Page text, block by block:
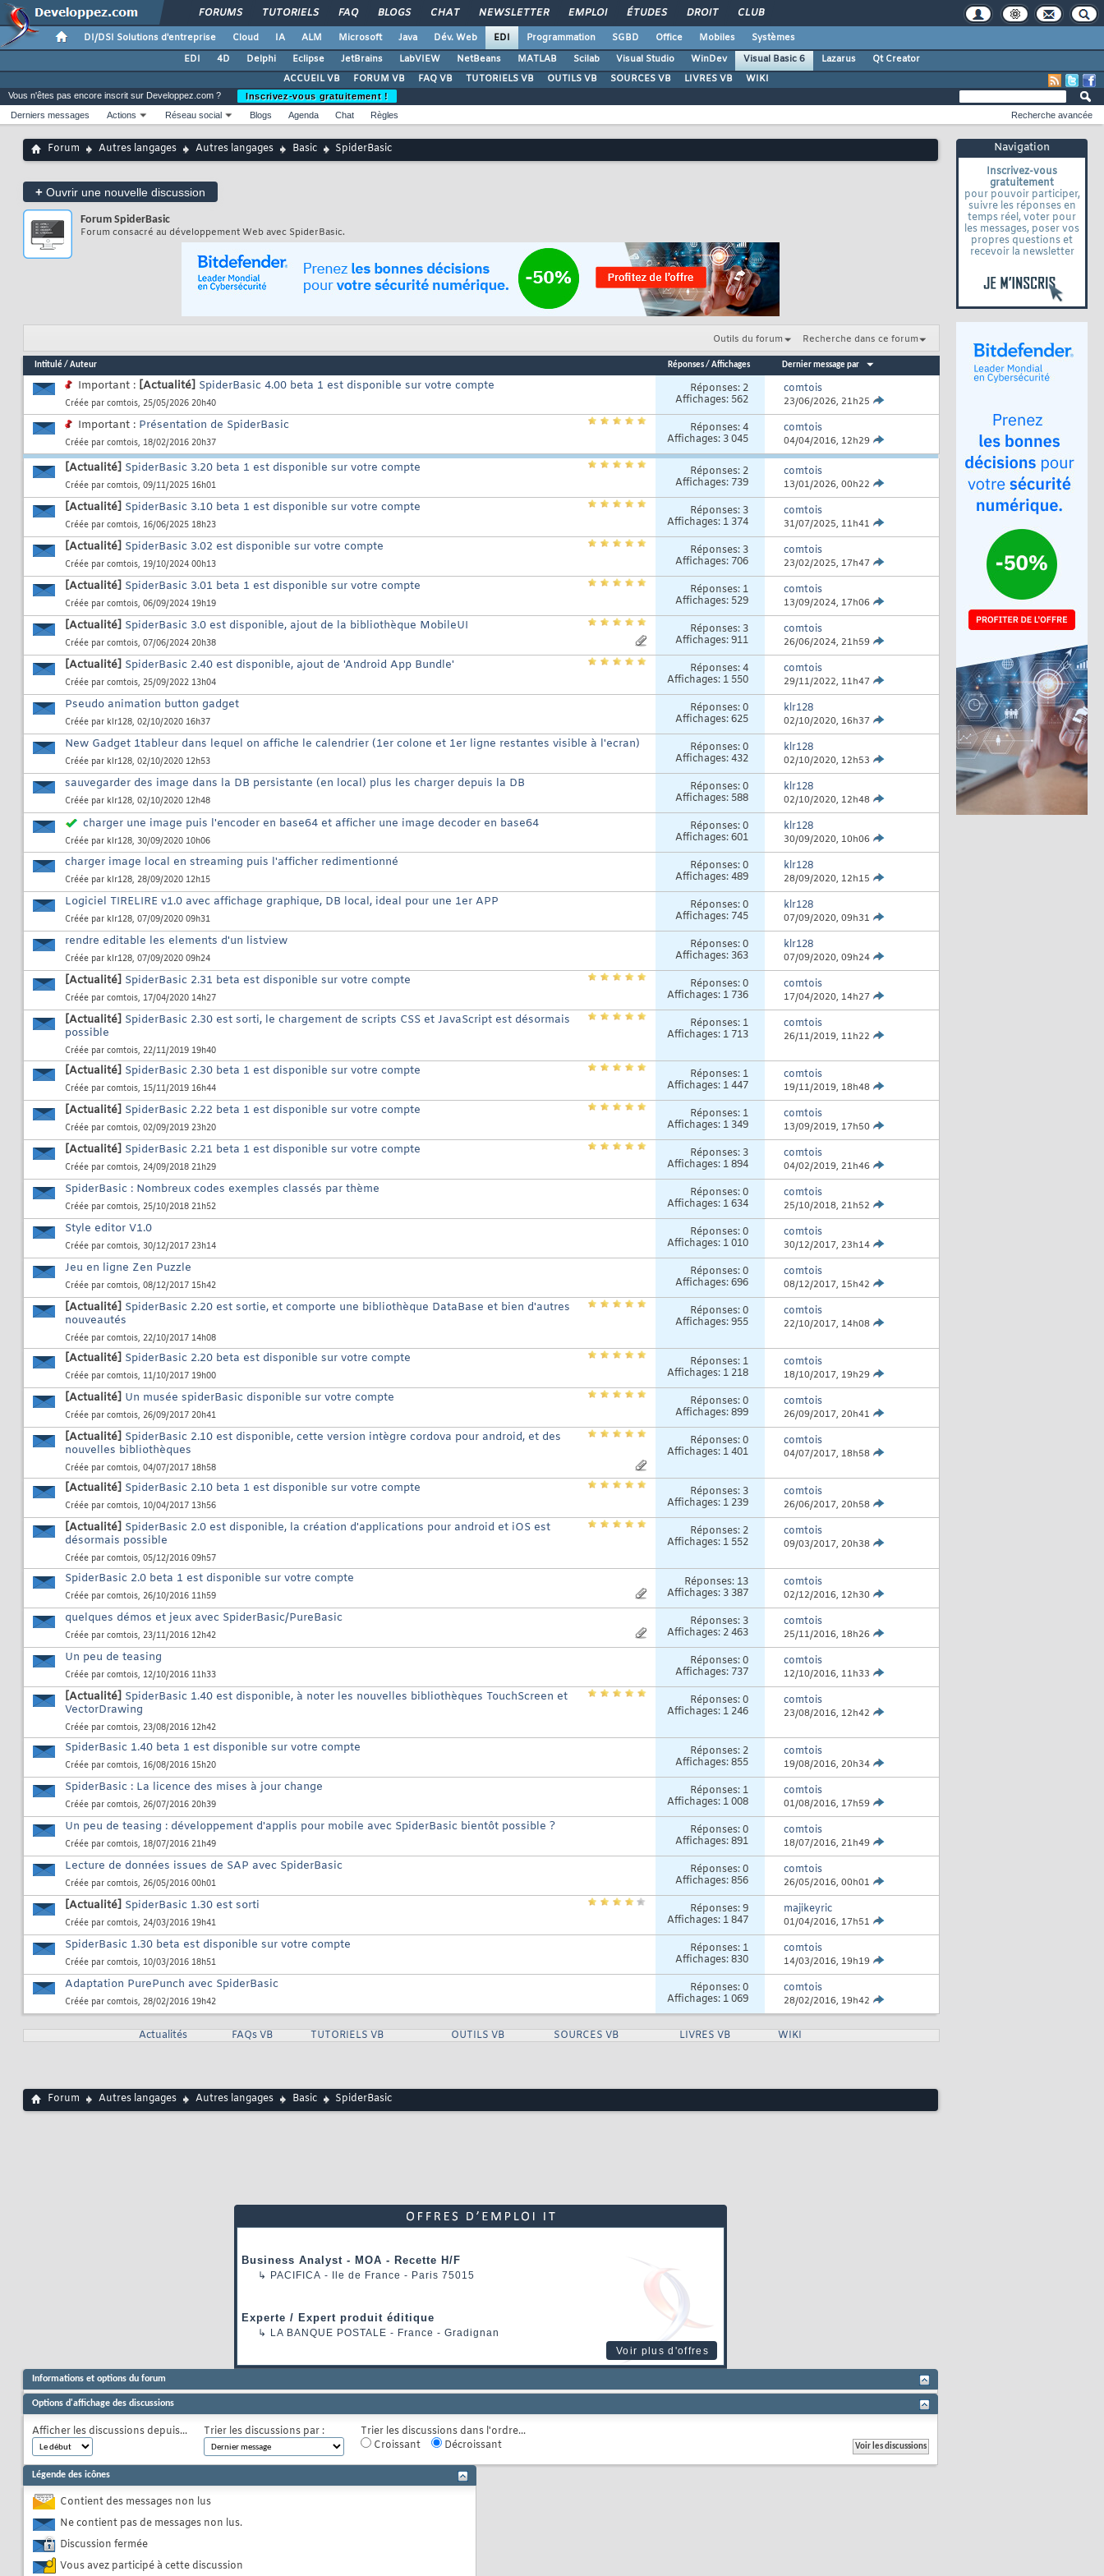
FORUMS TUTORIELS FAQ BLOGS CHAT NEWSLETTER EMPLOI ÉTUDES DROIT CLUB
DI/DSI Solutions d'entreprise Cloud IA ALM Microsoft Java Dév. Web EDI Programmation SGBD Office Mobiles
Systèmes
EDI
4D Delphi Eclipse JetBrains LabVIEW NetBeans MATLAB Scilab Visual Studio WinDev Visual Basic 6 Lazarus
Qt Creator
ACCUEIL VB
FORUM VB FAQ VB TUTORIELS VB OUTILS VB SOURCES VB LIVRES VB WIKI
Vous n'êtes pas encore inscrit sur Developpez.com ?
Inscrivez-vous gratuitement !
Derniers messages
Actions Réseau social Blogs Agenda Chat Règles Recherche avancée
Forum Autres langages Autres langages Basic SpiderBasic Navigation
Inscrivez-vous
gratuitement
pour pouvoir participer,
suivre les réponses en
temps réel, voter pour
les messages, poser vos
propres questions et
recevoir la newsletter
+ Ouvrir une nouvelle discussion
Forum SpiderBasic
Forum consacré au développement Web avec SpiderBasic.
Outils du forum Recherche dans ce forum
Intitulé/ Auteur Réponses/ Affichages Dernier message par
Important : [Actualité] SpiderBasic 4.00 beta 1 est disponible sur votre compte
Créée par comtois, 25/05/2026 20h40
Réponses: 2
Affichages: 562
comtois
23/06/2026, 21h25
Important : Présentation de SpiderBasic
Créée par comtois, 18/02/2016 20h37
Réponses:4
Affichages: 3 045
comtois
04/04/2016, 12h29
[Actualité] SpiderBasic 3.20 beta 1 est disponible sur votre compte
Créée par comtois, 09/11/2025 16h01
Réponses: 2
Affichages: 739
comtois
13/01/2026, 00h22
[Actualité] SpiderBasic 3.10 beta 1 est disponible sur votre compte
Créée par comtois, 16/06/2025 18h23
Réponses: 3
Affichages: 1 374
comtois
31/07/2025, 11h41
[Actualité] SpiderBasic 3.02 est disponible sur votre compte
Créée par comtois, 19/10/2024 00h13
Réponses: 3
Affichages: 706
comtois
23/02/2025, 17h47
[Actualité] SpiderBasic 3.01 beta 1 est disponible sur votre compte
Créée par comtois, 06/09/2024 19h19
Réponses: 1
Affichages: 529
comtois
13/09/2024, 17h06
[Actualité] SpiderBasic 3.0 est disponible, ajout de la bibliothèque MobileUI
Créée par comtois, 07/06/2024 20h38
Réponses: 3
Affichages: 911
comtois
26/06/2024, 21h59
[Actualité] SpiderBasic 2.40 est disponible, ajout de 'Android App Bundle'
Créée par comtois, 25/09/2022 13h04
Réponses:4
Affichages: 1 550
comtois
29/11/2022, 11h47
Pseudo animation button gadget
Créée par klr128, 02/10/2020 16h37
Réponses:0
Affichages: 625
klr128
02/10/2020, 16h37
New Gadget 1tableur dans lequel on affiche le calendrier (1er colone et 1er ligne restantes visible à l'ecran)
Créée par klr128, 02/10/2020 12h53
Réponses:0
Affichages: 432
klr128
02/10/2020, 12h53
sauvegarder des image dans la DB persistante (en local) plus les charger depuis la DB
Créée par klr128, 02/10/2020 12h48
Réponses:0
Affichages: 588
klr128
02/10/2020, 12h48
charger une image puis l'encoder en base64 et afficher une image decoder en base64
Créée par klr128, 30/09/2020 10h06
Réponses:0
Affichages: 601
klr128
30/09/2020, 10h06
charger image local en streaming puis l'afficher redimentionné
Créée par klr128, 28/09/2020 12h15
Réponses:0
Affichages: 489
klr128
28/09/2020, 12h15
Logiciel TIRELIRE v1.0 avec affichage graphique, DB local, ideal pour une 1er APP
Créée par klr128, 07/09/2020 09h31
Réponses:0
Affichages: 745
klr128
07/09/2020, 09h31
rendre editable les elements d'un listview
Créée par klr128, 07/09/2020 09h24
Réponses:0
Affichages: 363
klr128
07/09/2020, 09h24
[Actualité] SpiderBasic 2.31 beta est disponible sur votre compte
Créée par comtois, 17/04/2020 14h27
Réponses:0
Affichages: 1 736
comtois
17/04/2020, 14h27
[Actualité] SpiderBasic 2.30 est sorti, le chargement de scripts CSS et JavaScript est désormais
possible
Créée par comtois, 22/11/2019 19h40
Réponses: 1
Affichages: 1 713
comtois
26/11/2019, 11h22
[Actualité] SpiderBasic 2.30 beta 1 est disponible sur votre compte
Créée par comtois, 15/11/2019 16h44
Réponses: 1
Affichages: 1 447
comtois
19/11/2019, 18h48
[Actualité] SpiderBasic 2.22 beta 1 est disponible sur votre compte
Créée par comtois, 02/09/2019 23h20
Réponses: 1
Affichages: 1 349
comtois
13/09/2019, 17h50
[Actualité] SpiderBasic 2.21 beta 1 est disponible sur votre compte
Créée par comtois, 24/09/2018 21h29
Réponses: 3
Affichages: 1 894
comtois
04/02/2019, 21h46
SpiderBasic : Nombreux codes exemples classés par thème
Créée par comtois, 25/10/2018 21h52
Réponses:0
Affichages: 1 634
comtois
25/10/2018, 21h52
Style editor V1.0
Créée par comtois, 30/12/2017 23h14
Réponses:0
Affichages: 1 010
comtois
30/12/2017, 23h14
Jeu en ligne Zen Puzzle
Créée par comtois, 08/12/2017 15h42
Réponses:0
Affichages: 696
comtois
08/12/2017, 15h42
[Actualité] SpiderBasic 2.20 est sortie, et comporte une bibliothèque DataBase et bien d'autres
nouveautés
Créée par comtois, 22/10/2017 14h08
Réponses:0
Affichages: 955
comtois
22/10/2017, 14h08
[Actualité] SpiderBasic 2.20 beta est disponible sur votre compte
Créée par comtois, 11/10/2017 19h00
Réponses: 1
Affichages: 1 218
comtois
18/10/2017, 19h29
[Actualité] Un musée spiderBasic disponible sur votre compte
Créée par comtois, 26/09/2017 20h41
Réponses:0
Affichages: 899
comtois
26/09/2017, 20h41
[Actualité] SpiderBasic 2.10 est disponible, cette version intègre cordova pour android, et des
nouvelles bibliothèques
Créée par comtois, 04/07/2017 18h58
Réponses:0
Affichages: 1 401
comtois
04/07/2017, 18h58
[Actualité] SpiderBasic 2.10 beta 1 est disponible sur votre compte
Créée par comtois, 10/04/2017 13h56
Réponses: 3
Affichages: 1 239
comtois
26/06/2017, 20h58
[Actualité] SpiderBasic 2.0 est disponible, la création d'applications pour android et iOS est
désormais possible
Créée par comtois, 05/12/2016 09h57
Réponses: 2
Affichages: 1 552
comtois
09/03/2017, 20h38
SpiderBasic 2.0 beta 1 est disponible sur votre compte
Créée par comtois, 26/10/2016 11h59
Réponses: 13
Affichages: 3 387
comtois
02/12/2016, 12h30
quelques démos et jeux avec SpiderBasic/PureBasic
Créée par comtois, 23/11/2016 12h42
Réponses: 3
Affichages: 2 463
comtois
25/11/2016, 18h26
Un peu de teasing
Créée par comtois, 12/10/2016 11h33
Réponses:0
Affichages: 737
comtois
12/10/2016, 11h33
[Actualité] SpiderBasic 1.40 est disponible, à noter les nouvelles bibliothèques TouchScreen et
VectorDrawing
Créée par comtois, 23/08/2016 12h42
Réponses:0
Affichages: 1 246
comtois
23/08/2016, 12h42
SpiderBasic 1.40 beta 1 est disponible sur votre compte
Créée par comtois, 16/08/2016 15h20
Réponses: 2
Affichages: 855
comtois
19/08/2016, 20h34
SpiderBasic : La licence des mises à jour change
Créée par comtois, 26/07/2016 20h39
Réponses: 1
Affichages: 1 008
comtois
01/08/2016, 17h59
Un peu de teasing : développement d'applis pour mobile avec SpiderBasic bientôt possible ?
Créée par comtois, 18/07/2016 21h49
Réponses:0
Affichages: 891
comtois
18/07/2016, 21h49
Lecture de données issues de SAP avec SpiderBasic
Créée par comtois, 26/05/2016 00h01
Réponses:0
Affichages: 856
comtois
26/05/2016, 00h01
[Actualité] SpiderBasic 1.30 est sorti
Créée par comtois, 24/03/2016 19h41
Réponses:9
Affichages: 1 847
majikeyric
01/04/2016, 17h51
SpiderBasic 1.30 beta est disponible sur votre compte
Créée par comtois, 10/03/2016 18h51
Réponses: 1
Affichages: 830
comtois
14/03/2016, 19h19
Adaptation PurePunch avec SpiderBasic
Créée par comtois, 28/02/2016 19h42
Réponses:0
Affichages: 1 069
comtois
28/02/2016, 19h42
Actualités FAQs VB TUTORIELS VB OUTILS VB SOURCES VB LIVRES VB WIKI
Forum Autres langages Autres langages Basic SpiderBasic
Business Analyst - MOA - Recette H/F
↳ PACIFICA - Ile de France - Paris 75015
Experte / Expert produit éditique
↳ LA BANQUE POSTALE - France - Gradignan
Voir plus d'offres
Informations et options du forum
Options d'affichage des discussions
Afficher les discussions depuis... Trier les discussions par :
Trier les discussions dans l'ordre...
Croissant
Décroissant
Légende des icônes
Contient des messages non lus
Ne contient pas de messages non lus.
Discussion fermée
Vous avez participé à cette discussion